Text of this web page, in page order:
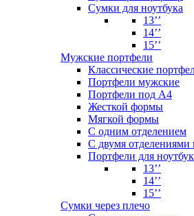
Сумки для ноутбука
13’’
14’’
15’’
Мужские портфели
Классические
Портфели мужские
Портфели под А4
Жесткой формы
Мягкой формы
С одним отделением
С двумя отделениями
Портфели для
13’’
14’’
15’’
Сумки через плечо